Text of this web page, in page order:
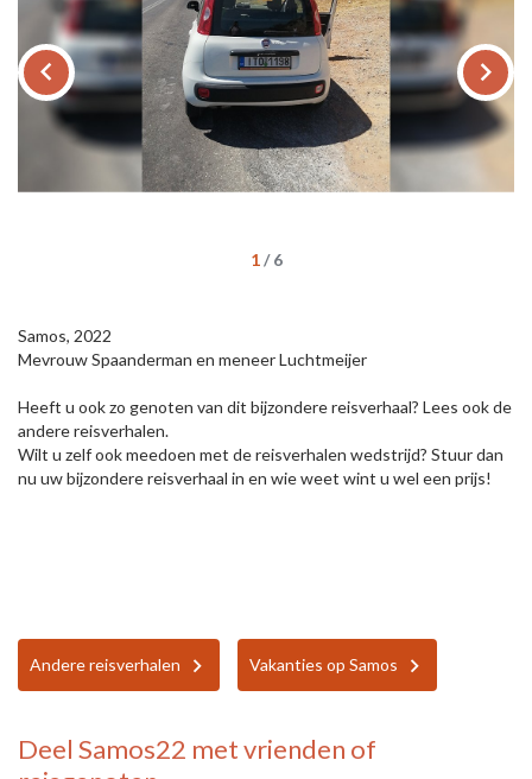
keyboard_arrow_left keyboard_arrow_right
1/6
Samos, 2022
Mevrouw Spaanderman en meneer Luchtmeijer
Heeft u ook zo genoten van dit bijzondere reisverhaal? Lees ook de
andere reisverhalen.
Wilt u zelf ook meedoen met de reisverhalen wedstrijd? Stuur dan
nu uw bijzondere reisverhaal in en wie weet wint u wel een prijs!
Andere reisverhalen Vakanties op Samos
Deel Samos22 met vrienden of